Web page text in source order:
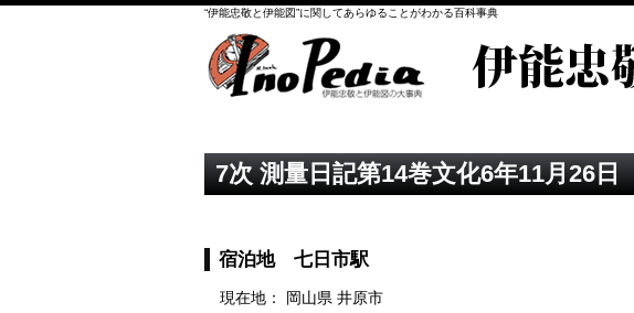
“伊能忠敬と伊能図”に関してあらゆることがわかる百科事典
7次 測量日記第14巻文化6年11月26日
宿泊地 七日市駅
現在地： 岡山県 井原市